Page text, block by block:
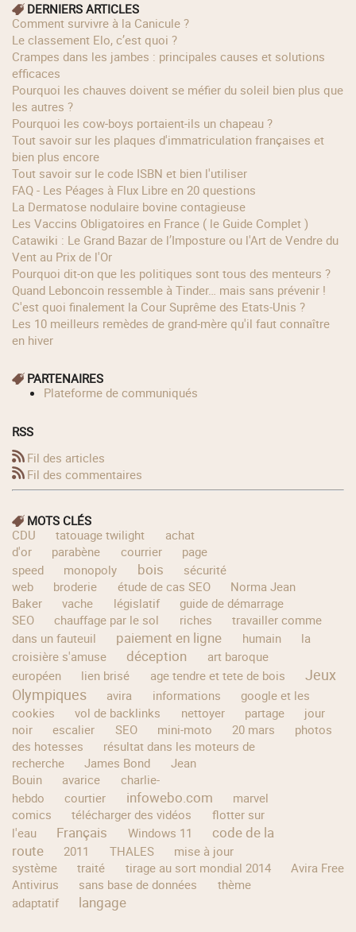
DERNIERS ARTICLES
Comment survivre à la Canicule ?
Le classement Elo, c’est quoi ?
Crampes dans les jambes : principales causes et solutions
efficaces
Pourquoi les chauves doivent se méfier du soleil bien plus que
les autres ?
Pourquoi les cow‑boys portaient‑ils un chapeau ?
Tout savoir sur les plaques d'immatriculation françaises et
bien plus encore
Tout savoir sur le code ISBN et bien l'utiliser
FAQ - Les Péages à Flux Libre en 20 questions
La Dermatose nodulaire bovine contagieuse
Les Vaccins Obligatoires en France ( le Guide Complet )
Catawiki : Le Grand Bazar de l’Imposture ou l'Art de Vendre du
Vent au Prix de l'Or
Pourquoi dit-on que les politiques sont tous des menteurs ?
Quand Leboncoin ressemble à Tinder… mais sans prévenir !
C'est quoi finalement la Cour Suprême des Etats-Unis ?
Les 10 meilleurs remèdes de grand-mère qu'il faut connaître
en hiver
PARTENAIRES
Plateforme de communiqués
RSS
Fil des articles
Fil des commentaires
MOTS CLÉS
CDU
tatouage twilight
achat
d'or
parabène courrier
page
speed
monopoly bois
sécurité
web
broderie étude de cas SEO
Norma Jean
Baker
vache législatif
guide de démarrage
SEO
chauffage par le sol riches
travailler comme
dans un fauteuil
paiement en ligne humain
la
croisière s'amuse
déception
art baroque
européen
lien brisé age tendre et tete de bois
Jeux
Olympiques
avira informations
google et les
cookies
vol de backlinks nettoyer partage
jour
noir
escalier SEO mini-moto 20 mars
photos
des hotesses
résultat dans les moteurs de
recherche
James Bond
Jean
Bouin
avarice
charlie-
hebdo
courtier infowebo.com
marvel
comics
télécharger des vidéos
flotter sur
l'eau
Français Windows 11
code de la
route
2011 THALES
mise à jour
système
traité tirage au sort mondial 2014
Avira Free
Antivirus
sans base de données
thème
adaptatif
langage